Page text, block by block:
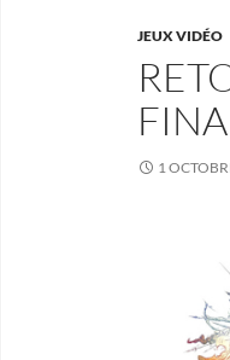
JEUX VIDÉO
1